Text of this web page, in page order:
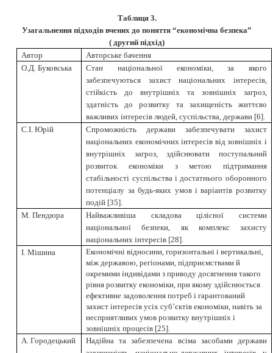
Таблиця 3.
Узагальнення підходів вчених до поняття “економічна безпека”
( другий підхід)
Автор
Авторське бачення
О.Д. Буковська
Стан національної економіки, за якого
забезпечуються захист національних інтересів,
стійкість до внутрішніх та зовнішніх загроз,
здатність до розвитку та захищеність життєво
важливих інтересів людей, суспільства, держави [6].
С.І. Юрій
Спроможність держави забезпечувати захист
національних економічних інтересів від зовнішніх і
внутрішніх загроз, здійснювати поступальний
розвиток економіки з метою підтримання
стабільності суспільства і достатнього оборонного
потенціалу за будь-яких умов і варіантів розвитку
подій [35].
М. Пендюра
Найважливіша складова цілісної системи
національної безпеки, як комплекс захисту
національних інтересів [28].
І. Мішина
Економічні відносини, горизонтальні і вертикальні,
між державою, регіонами, підприємствами й
окремими індивідами з приводу досягнення такого
рівня розвитку економіки, при якому здійснюється
ефективне задоволення потреб і гарантований
захист інтересів усіх суб’єктів економіки, навіть за
несприятливих умов розвитку внутрішніх і
зовнішніх процесів [25].
А. Городецький
Надійна та забезпечена всіма засобами держави